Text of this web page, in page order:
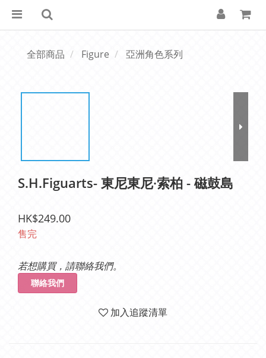
全部商品 Figure 亞洲角色系列
S.H.Figuarts- 東尼東尼·索柏 - 磁鼓島
HK$249.00
售完
若想購買，請聯絡我們。
聯絡我們
加入追蹤清單